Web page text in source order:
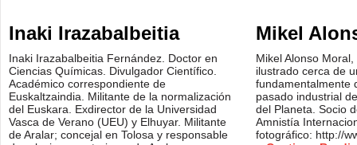
Inaki Irazabalbeitia
Inaki Irazabalbeitia Fernández. Doctor en
Ciencias Químicas. Divulgador Científico.
Académico correspondiente de
Euskaltzaindia. Militante de la normalización
del Euskara. Exdirector de la Universidad
Vasca de Verano (UEU) y Elhuyar. Militante
de Aralar; concejal en Tolosa y responsable
Mikel
Mikel Alonso
ilustrado cerca de
fundamentalmente
pasado industrial
del Planeta. Socio
Amnistía
fotográfico: http://